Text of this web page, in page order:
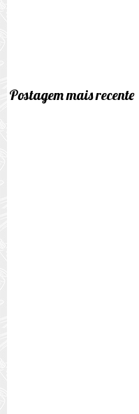
Postagem mais recente